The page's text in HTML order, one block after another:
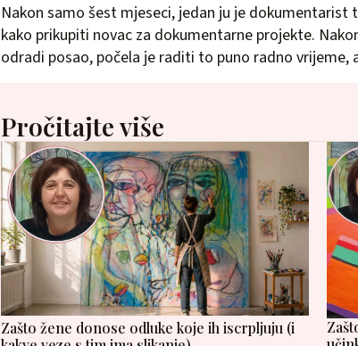
Nakon samo šest mjeseci, jedan ju je dokumentarist
kako prikupiti novac za dokumentarne projekte.
odradi posao, počela je raditi to puno radno vrijeme,
Pročitajte više
Zašto žene donose odluke koje ih iscrpljuju (i